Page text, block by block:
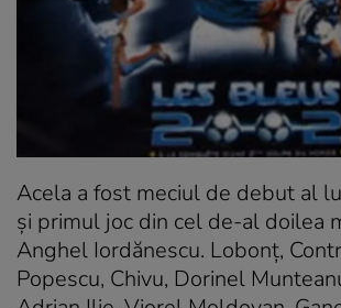
Acela a fost meciul de debut al
şi primul joc din cel de-al doilea
Anghel Iordănescu. Lobonţ,
Popescu, Chivu, Dorinel